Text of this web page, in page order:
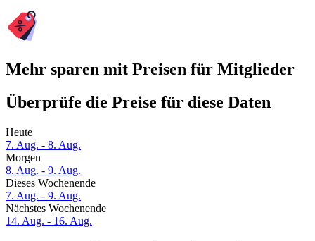
Mehr sparen mit Preisen für Mitglieder
Überprüfe die Preise für diese Daten
Heute
7. Aug. - 8. Aug.
Morgen
8. Aug. - 9. Aug.
Dieses Wochenende
7. Aug. - 9. Aug.
Nächstes Wochenende
14. Aug. - 16. Aug.